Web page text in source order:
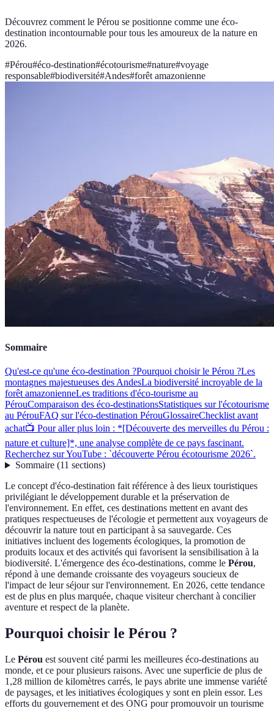
Découvrez comment le Pérou se positionne comme une éco-
destination incontournable pour tous les amoureux de la nature en
2026.
#Pérou#éco-destination#écotourisme#nature#voyage
responsable#biodiversité#Andes#forêt amazonienne
Sommaire
Qu'est-ce qu'une éco-destination ?Pourquoi choisir le Pérou ?Les
montagnes majestueuses des AndesLa biodiversité incroyable de la
forêt amazonienneLes traditions d'éco-tourisme au
PérouComparaison des éco-destinationsStatistiques sur l'écotourisme
au PérouFAQ sur l'éco-destination PérouGlossaireChecklist avant
achat📺 Pour aller plus loin : *[Découverte des merveilles du Pérou :
nature et culture]*, une analyse complète de ce pays fascinant.
Recherchez sur YouTube : `découverte Pérou écotourisme 2026`.
Sommaire(11 sections)
Le concept d'éco-destination fait référence à des lieux touristiques
privilégiant le développement durable et la préservation de
l'environnement. En effet, ces destinations mettent en avant des
pratiques respectueuses de l'écologie et permettent aux voyageurs de
découvrir la nature tout en participant à sa sauvegarde. Ces
initiatives incluent des logements écologiques, la promotion de
produits locaux et des activités qui favorisent la sensibilisation à la
biodiversité. L'émergence des éco-destinations, comme le Pérou,
répond à une demande croissante des voyageurs soucieux de
l'impact de leur séjour sur l'environnement. En 2026, cette tendance
est de plus en plus marquée, chaque visiteur cherchant à concilier
aventure et respect de la planète.
Pourquoi choisir le Pérou ?
Le Pérou est souvent cité parmi les meilleures éco-destinations au
monde, et ce pour plusieurs raisons. Avec une superficie de plus de
1,28 million de kilomètres carrés, le pays abrite une immense variété
de paysages, et les initiatives écologiques y sont en plein essor. Les
efforts du gouvernement et des ONG pour promouvoir un tourisme